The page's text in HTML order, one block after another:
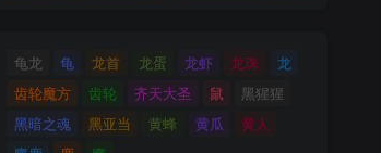
龟龙 龟 龙首 龙蛋 龙虾 龙珠
龙
齿轮魔方
齿轮 齐天大圣 鼠
黑猩猩
黑暗之魂
黑亚当 黄蜂 黄瓜
黄人